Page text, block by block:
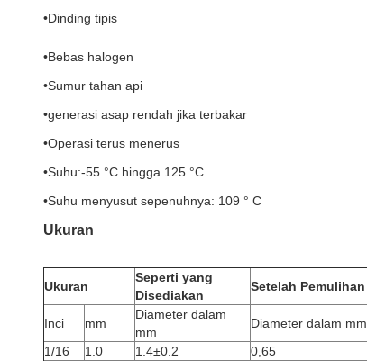
•Dinding tipis
•Bebas halogen
•Sumur tahan api
•generasi asap rendah jika terbakar
•Operasi terus menerus
•Suhu:-55 °C hingga 125 °C
•Suhu menyusut sepenuhnya: 109 ° C
Ukuran
Ukuran
Seperti yang
Disediakan
Setelah Pemulihan
Inci mm
Diameter dalam
mm
Diameter dalam mm
1/16
1.0 1.4±0.2 0,65